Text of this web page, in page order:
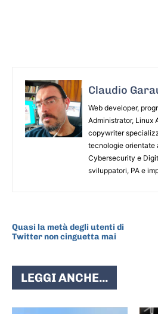
Claudio
Web developer,
Administrator, Linux
copywriter
tecnologie orientate
Cybersecurity e
sviluppatori, PA e
Quasi la metà degli utenti di
Twitter non cinguetta mai
LEGGI ANCHE...